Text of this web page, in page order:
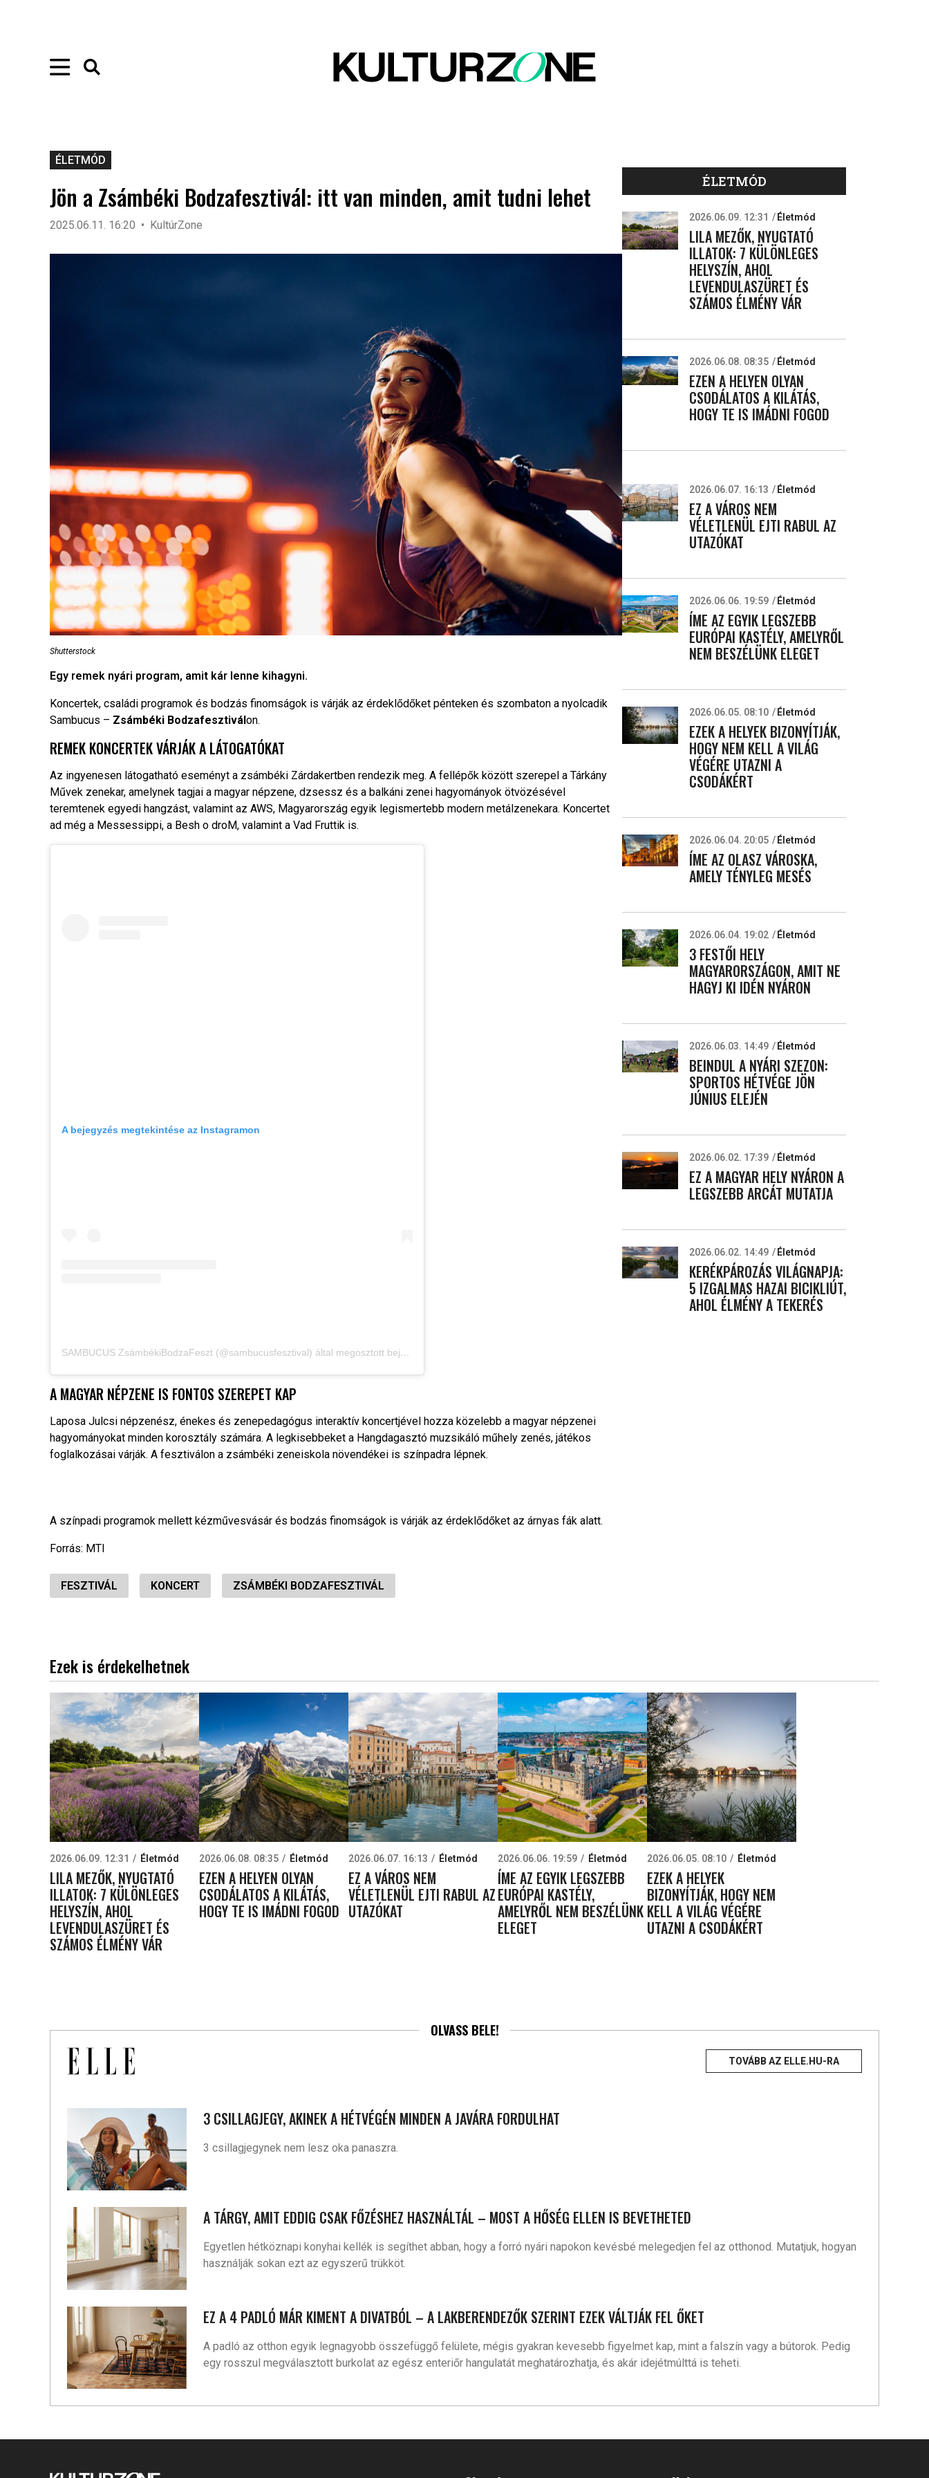
ÉLETMÓD
Jön a Zsámbéki Bodzafesztivál: itt van minden, amit tudni lehet
2025.06.11. 16:20 KultúrZone
Shutterstock
Egy remek nyári program, amit kár lenne kihagyni.
Koncertek, családi programok és bodzás finomságok is várják az érdeklődőket pénteken és szombaton a nyolcadik
Sambucus – Zsámbéki Bodzafesztiválon.
REMEK KONCERTEK VÁRJÁK A LÁTOGATÓKAT
Az ingyenesen látogatható eseményt a zsámbéki Zárdakertben rendezik meg. A fellépők között szerepel a Tárkány
Művek zenekar, amelynek tagjai a magyar népzene, dzsessz és a balkáni zenei hagyományok ötvözésével
teremtenek egyedi hangzást, valamint az AWS, Magyarország egyik legismertebb modern metálzenekara. Koncertet
ad még a Messessippi, a Besh o droM, valamint a Vad Fruttik is.
A bejegyzés megtekintése az Instagramon
SAMBUCUS ZsámbékiBodzaFeszt (@sambucusfesztival) által megosztott bejegyzés
A MAGYAR NÉPZENE IS FONTOS SZEREPET KAP
Laposa Julcsi népzenész, énekes és zenepedagógus interaktív koncertjével hozza közelebb a magyar népzenei
hagyományokat minden korosztály számára. A legkisebbeket a Hangdagasztó muzsikáló műhely zenés, játékos
foglalkozásai várják. A fesztiválon a zsámbéki zeneiskola növendékei is színpadra lépnek.
A színpadi programok mellett kézművesvásár és bodzás finomságok is várják az érdeklődőket az árnyas fák alatt.
Forrás: MTI
FESZTIVÁL KONCERT ZSÁMBÉKI BODZAFESZTIVÁL
ÉLETMÓD
2026.06.09. 12:31 Életmód
LILA MEZŐK, NYUGTATÓ
ILLATOK: 7 KÜLÖNLEGES
HELYSZÍN, AHOL
LEVENDULASZÜRET ÉS
SZÁMOS ÉLMÉNY VÁR
2026.06.08. 08:35 Életmód
EZEN A HELYEN OLYAN
CSODÁLATOS A KILÁTÁS,
HOGY TE IS IMÁDNI FOGOD
2026.06.07. 16:13 Életmód
EZ A VÁROS NEM
VÉLETLENÜL EJTI RABUL AZ
UTAZÓKAT
2026.06.06. 19:59 Életmód
ÍME AZ EGYIK LEGSZEBB
EURÓPAI KASTÉLY, AMELYRŐL
NEM BESZÉLÜNK ELEGET
2026.06.05. 08:10 Életmód
EZEK A HELYEK BIZONYÍTJÁK,
HOGY NEM KELL A VILÁG
VÉGÉRE UTAZNI A
CSODÁKÉRT
2026.06.04. 20:05 Életmód
ÍME AZ OLASZ VÁROSKA,
AMELY TÉNYLEG MESÉS
2026.06.04. 19:02 Életmód
3 FESTŐI HELY
MAGYARORSZÁGON, AMIT NE
HAGYJ KI IDÉN NYÁRON
2026.06.03. 14:49 Életmód
BEINDUL A NYÁRI SZEZON:
SPORTOS HÉTVÉGE JÖN
JÚNIUS ELEJÉN
2026.06.02. 17:39 Életmód
EZ A MAGYAR HELY NYÁRON A
LEGSZEBB ARCÁT MUTATJA
2026.06.02. 14:49 Életmód
KERÉKPÁROZÁS VILÁGNAPJA:
5 IZGALMAS HAZAI BICIKLIÚT,
AHOL ÉLMÉNY A TEKERÉS
Ezek is érdekelhetnek
2026.06.09. 12:31 Életmód
LILA MEZŐK, NYUGTATÓ
ILLATOK: 7 KÜLÖNLEGES
HELYSZÍN, AHOL
LEVENDULASZÜRET ÉS
SZÁMOS ÉLMÉNY VÁR
2026.06.08. 08:35 Életmód
EZEN A HELYEN OLYAN
CSODÁLATOS A KILÁTÁS,
HOGY TE IS IMÁDNI FOGOD
2026.06.07. 16:13 Életmód
EZ A VÁROS NEM
VÉLETLENÜL EJTI RABUL AZ
UTAZÓKAT
2026.06.06. 19:59 Életmód
ÍME AZ EGYIK LEGSZEBB
EURÓPAI KASTÉLY,
AMELYRŐL NEM BESZÉLÜNK
ELEGET
2026.06.05. 08:10 Életmód
EZEK A HELYEK
BIZONYÍTJÁK, HOGY NEM
KELL A VILÁG VÉGÉRE
UTAZNI A CSODÁKÉRT
OLVASS BELE!
TOVÁBB AZ ELLE.HU-RA
3 CSILLAGJEGY, AKINEK A HÉTVÉGÉN MINDEN A JAVÁRA FORDULHAT
3 csillagjegynek nem lesz oka panaszra.
A TÁRGY, AMIT EDDIG CSAK FŐZÉSHEZ HASZNÁLTÁL – MOST A HŐSÉG ELLEN IS BEVETHETED
Egyetlen hétköznapi konyhai kellék is segíthet abban, hogy a forró nyári napokon kevésbé melegedjen fel az otthonod. Mutatjuk, hogyan
használják sokan ezt az egyszerű trükköt.
EZ A 4 PADLÓ MÁR KIMENT A DIVATBÓL – A LAKBERENDEZŐK SZERINT EZEK VÁLTJÁK FEL ŐKET
A padló az otthon egyik legnagyobb összefüggő felülete, mégis gyakran kevesebb figyelmet kap, mint a falszín vagy a bútorok. Pedig
egy rosszul megválasztott burkolat az egész enteriőr hangulatát meghatározhatja, és akár idejétmúlttá is teheti.